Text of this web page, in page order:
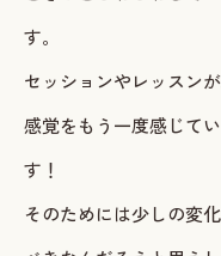
す。
セッションやレッスン
感覚をもう一度感じて
す！
そのためには少しの変